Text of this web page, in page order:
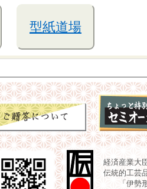
型紙道場
経済産業大
伝統的工芸
「伊勢